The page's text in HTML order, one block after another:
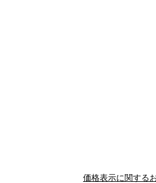
価格表示に関する